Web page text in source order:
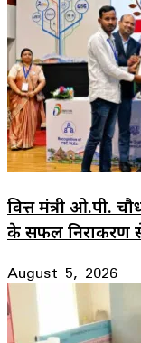
वित्त मंत्री ओ.पी.
के सफल निराकरण से
August 5, 2026